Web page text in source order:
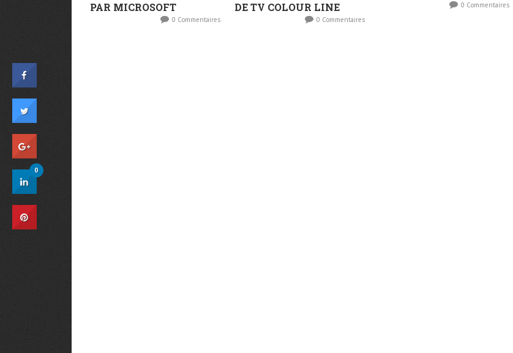
PAR MICROSOFT
0 Commentaires
DE TV COLOUR LINE
0 Commentaires
0 Commentaires
0